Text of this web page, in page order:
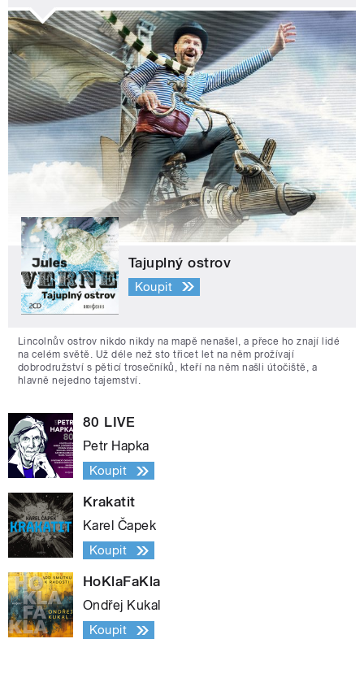
Tajuplný ostrov
Koupit
Lincolnův ostrov nikdo nikdy na mapě nenašel, a přece ho znají lidé
na celém světě. Už déle než sto třicet let na něm prožívají
dobrodružství s pěticí trosečníků, kteří na něm našli útočiště, a
hlavně nejedno tajemství.
80 LIVE
Petr Hapka
Koupit
Krakatit
Karel Čapek
Koupit
HoKlaFaKla
Ondřej Kukal
Koupit